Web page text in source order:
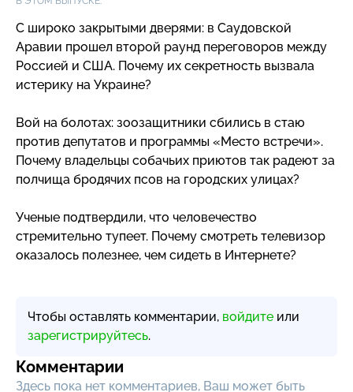
С широко закрытыми дверями: в Саудовской
Аравии прошел второй раунд переговоров между
Россией и США. Почему их секретность вызвала
истерику на Украине?
Вой на болотах: зоозащитники сбились в стаю
против депутатов и программы «Место встречи».
Почему владельцы собачьих приютов так радеют за
полчища бродячих псов на городских улицах?
Ученые подтвердили, что человечество
стремительно тупеет. Почему смотреть телевизор
оказалось полезнее, чем сидеть в Интернете?
Чтобы оставлять комментарии, войдите или
зарегистрируйтесь.
Комментарии
Здесь пока нет комментариев, Ваш может быть